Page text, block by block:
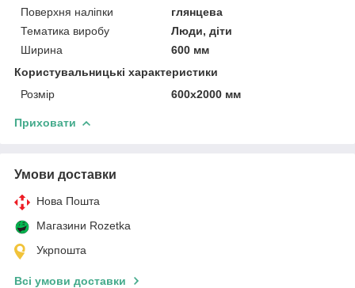
Поверхня наліпки
глянцева
Тематика виробу
Люди, діти
Ширина
600 мм
Користувальницькі характеристики
Розмір
600х2000 мм
Приховати
Умови доставки
Нова Пошта
Магазини Rozetka
Укрпошта
Всі умови доставки